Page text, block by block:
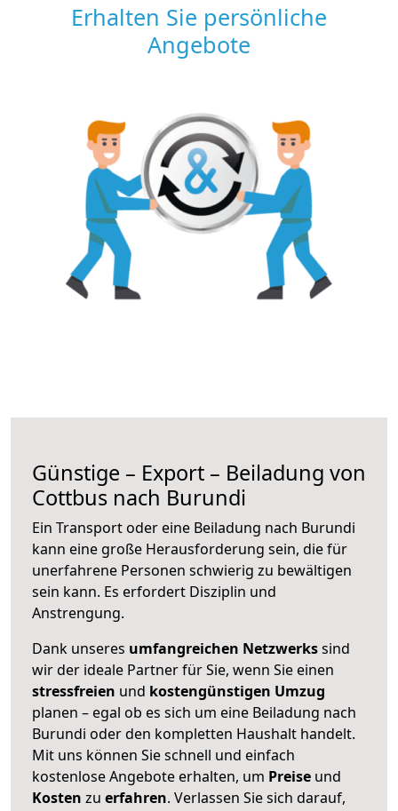
Erhalten Sie persönliche
Angebote
Günstige – Export – Beiladung von
Cottbus nach Burundi
Ein Transport oder eine Beiladung nach Burundi
kann eine große Herausforderung sein, die für
unerfahrene Personen schwierig zu bewältigen
sein kann. Es erfordert Disziplin und
Anstrengung.
Dank unseres umfangreichen Netzwerkssind
wir der ideale Partner für Sie, wenn Sie einen
stressfreien und kostengünstigen Umzug
planen – egal ob es sich um eine Beiladung nach
Burundi oder den kompletten Haushalt handelt.
Mit uns können Sie schnell und einfach
kostenlose Angebote erhalten, um Preise und
Kosten zu erfahren. Verlassen Sie sich darauf,